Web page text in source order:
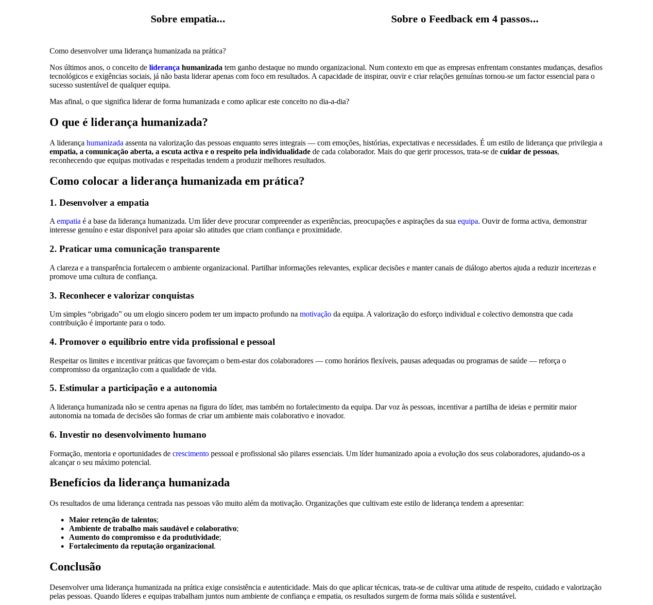
Sobre empatia... Sobre o Feedback em 4 passos...
Como desenvolver uma liderança humanizada na prática?
Nos últimos anos, o conceito de liderança humanizada tem ganho destaque no mundo organizacional. Num contexto em que as empresas enfrentam constantes mudanças, desafios
tecnológicos e exigências sociais, já não basta liderar apenas com foco em resultados. A capacidade de inspirar, ouvir e criar relações genuínas tornou-se um factor essencial para o
sucesso sustentável de qualquer equipa.
Mas afinal, o que significa liderar de forma humanizada e como aplicar este conceito no dia-a-dia?
O que é liderança humanizada?
A liderança humanizada assenta na valorização das pessoas enquanto seres integrais — com emoções, histórias, expectativas e necessidades. É um estilo de liderança que privilegia a
empatia, a comunicação aberta, a escuta activa e o respeito pela individualidade de cada colaborador. Mais do que gerir processos, trata-se de cuidar de pessoas,
reconhecendo que equipas motivadas e respeitadas tendem a produzir melhores resultados.
Como colocar a liderança humanizada em prática?
1. Desenvolver a empatia
A empatia é a base da liderança humanizada. Um líder deve procurar compreender as experiências, preocupações e aspirações da sua equipa. Ouvir de forma activa, demonstrar
interesse genuíno e estar disponível para apoiar são atitudes que criam confiança e proximidade.
2. Praticar uma comunicação transparente
A clareza e a transparência fortalecem o ambiente organizacional. Partilhar informações relevantes, explicar decisões e manter canais de diálogo abertos ajuda a reduzir incertezas e
promove uma cultura de confiança.
3. Reconhecer e valorizar conquistas
Um simples “obrigado” ou um elogio sincero podem ter um impacto profundo na motivação da equipa. A valorização do esforço individual e colectivo demonstra que cada
contribuição é importante para o todo.
4. Promover o equilíbrio entre vida profissional e pessoal
Respeitar os limites e incentivar práticas que favoreçam o bem-estar dos colaboradores — como horários flexíveis, pausas adequadas ou programas de saúde — reforça o
compromisso da organização com a qualidade de vida.
5. Estimular a participação e a autonomia
A liderança humanizada não se centra apenas na figura do líder, mas também no fortalecimento da equipa. Dar voz às pessoas, incentivar a partilha de ideias e permitir maior
autonomia na tomada de decisões são formas de criar um ambiente mais colaborativo e inovador.
6. Investir no desenvolvimento humano
Formação, mentoria e oportunidades de crescimento pessoal e profissional são pilares essenciais. Um líder humanizado apoia a evolução dos seus colaboradores, ajudando-os a
alcançar o seu máximo potencial.
Benefícios da liderança humanizada
Os resultados de uma liderança centrada nas pessoas vão muito além da motivação. Organizações que cultivam este estilo de liderança tendem a apresentar:
Maior retenção de talentos;
Ambiente de trabalho mais saudável e colaborativo;
Aumento do compromisso e da produtividade;
Fortalecimento da reputação organizacional.
Conclusão
Desenvolver uma liderança humanizada na prática exige consistência e autenticidade. Mais do que aplicar técnicas, trata-se de cultivar uma atitude de respeito, cuidado e valorização
pelas pessoas. Quando líderes e equipas trabalham juntos num ambiente de confiança e empatia, os resultados surgem de forma mais sólida e sustentável.